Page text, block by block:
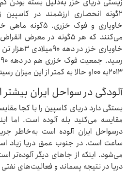
۲گونه انحصاری ارزشمند در
خاویاری و فوک
می‌کنند که هر ۵گونه در
۲۰۱۳به ۱۰۰و حالا به کمتر از این میزان رسیده است.
آلودگی در سواحل ایران
بستگی دارد دریای کاسپین را با کجا
مقایسه می‌کنید بله آلوده است. اما
درسواحل ایران آلوده است به‌خاطر
ساعت است. در جنوب عمق دریا زیاد است
می‌شود. اینکه از جاهای دیگر آلوده‌تر
دریا در نتیجه پسماند و فعالیت‌های